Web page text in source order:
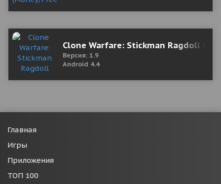
Clone Warfare: Stickman Ragdoll
Версия: 1.9
Android 4.4
Главная
Игры
Приложения
ТОП 100